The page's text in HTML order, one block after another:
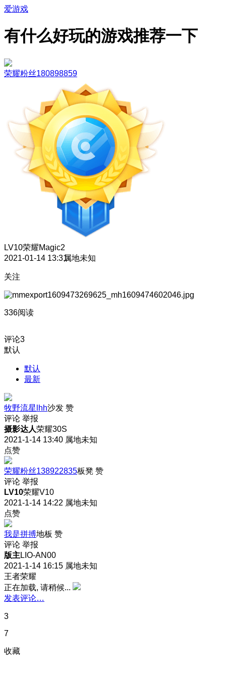
爱游戏
有什么好玩的游戏推荐一下
荣耀粉丝180898859
LV10荣耀Magic2
2021-01-14 13:31属地未知
关注
336阅读
评论3
默认
默认
最新
牧野流星lhh沙发 赞
评论 举报
摄影达人荣耀30S
2021-1-14 13:40 属地未知
点赞
荣耀粉丝138922835板凳 赞
评论 举报
LV10荣耀V10
2021-1-14 14:22 属地未知
点赞
我是拼搏地板 赞
评论 举报
版主LIO-AN00
2021-1-14 16:15 属地未知
王者荣耀
正在加载, 请稍候...
发表评论…
3
7
收藏